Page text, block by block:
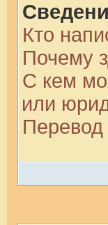
Кто
Почему
С кем
или
Перевод